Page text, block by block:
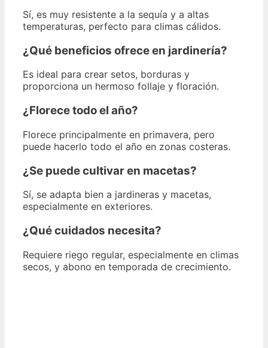
Sí, es muy resistente a la sequía y a altas
temperaturas, perfecto para climas cálidos.
¿Qué beneficios ofrece en jardinería?
Es ideal para crear setos, borduras y
proporciona un hermoso follaje y floración.
¿Florece todo el año?
Florece principalmente en primavera, pero
puede hacerlo todo el año en zonas costeras.
¿Se puede cultivar en macetas?
Sí, se adapta bien a jardineras y macetas,
especialmente en exteriores.
¿Qué cuidados necesita?
Requiere riego regular, especialmente en climas
secos, y abono en temporada de crecimiento.